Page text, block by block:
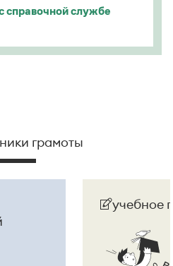
справочной службе
грамоты
учебное